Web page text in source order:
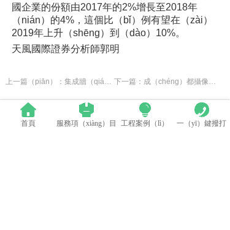
國企業的份額由2017年的2%增長至2018年
（nián）的4%，這個比（bǐ）例有望在（zài）
2019年上升（shēng）到（dào）10%。
天風國際證券分析師郭明
上一篇（piān）：集成牆（qiáng）麵裝飾有什麽優點 集成牆麵（miàn）多少錢 下一篇：成（chéng）都攝像好的團隊推薦（jiàn） 從哪些方麵選婚禮跟拍好
相關新聞（wén）
首頁 服務項（xiàng）目 工程案例（lì） 一（yī）鍵撥打